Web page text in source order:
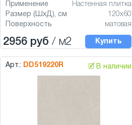
Применение
Настенная плитка
Размер (ШхД), см
120x60
Поверхность
матовая
2956 руб / м2 Купить
Арт.: DD519220R 🗹 В наличии